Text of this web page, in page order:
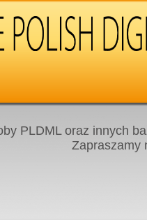
PLDML oraz innych
Zapraszamy